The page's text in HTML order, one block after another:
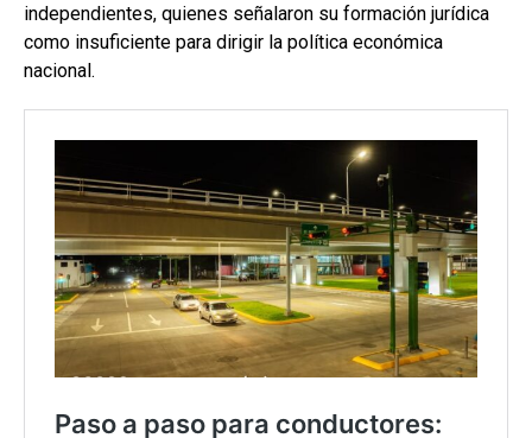
independientes, quienes señalaron su formación jurídica
como insuficiente para dirigir la política económica
nacional.